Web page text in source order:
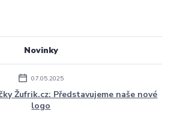
Novinky
07.05.2025
Žufrik.cz: Představujeme naše nové
logo